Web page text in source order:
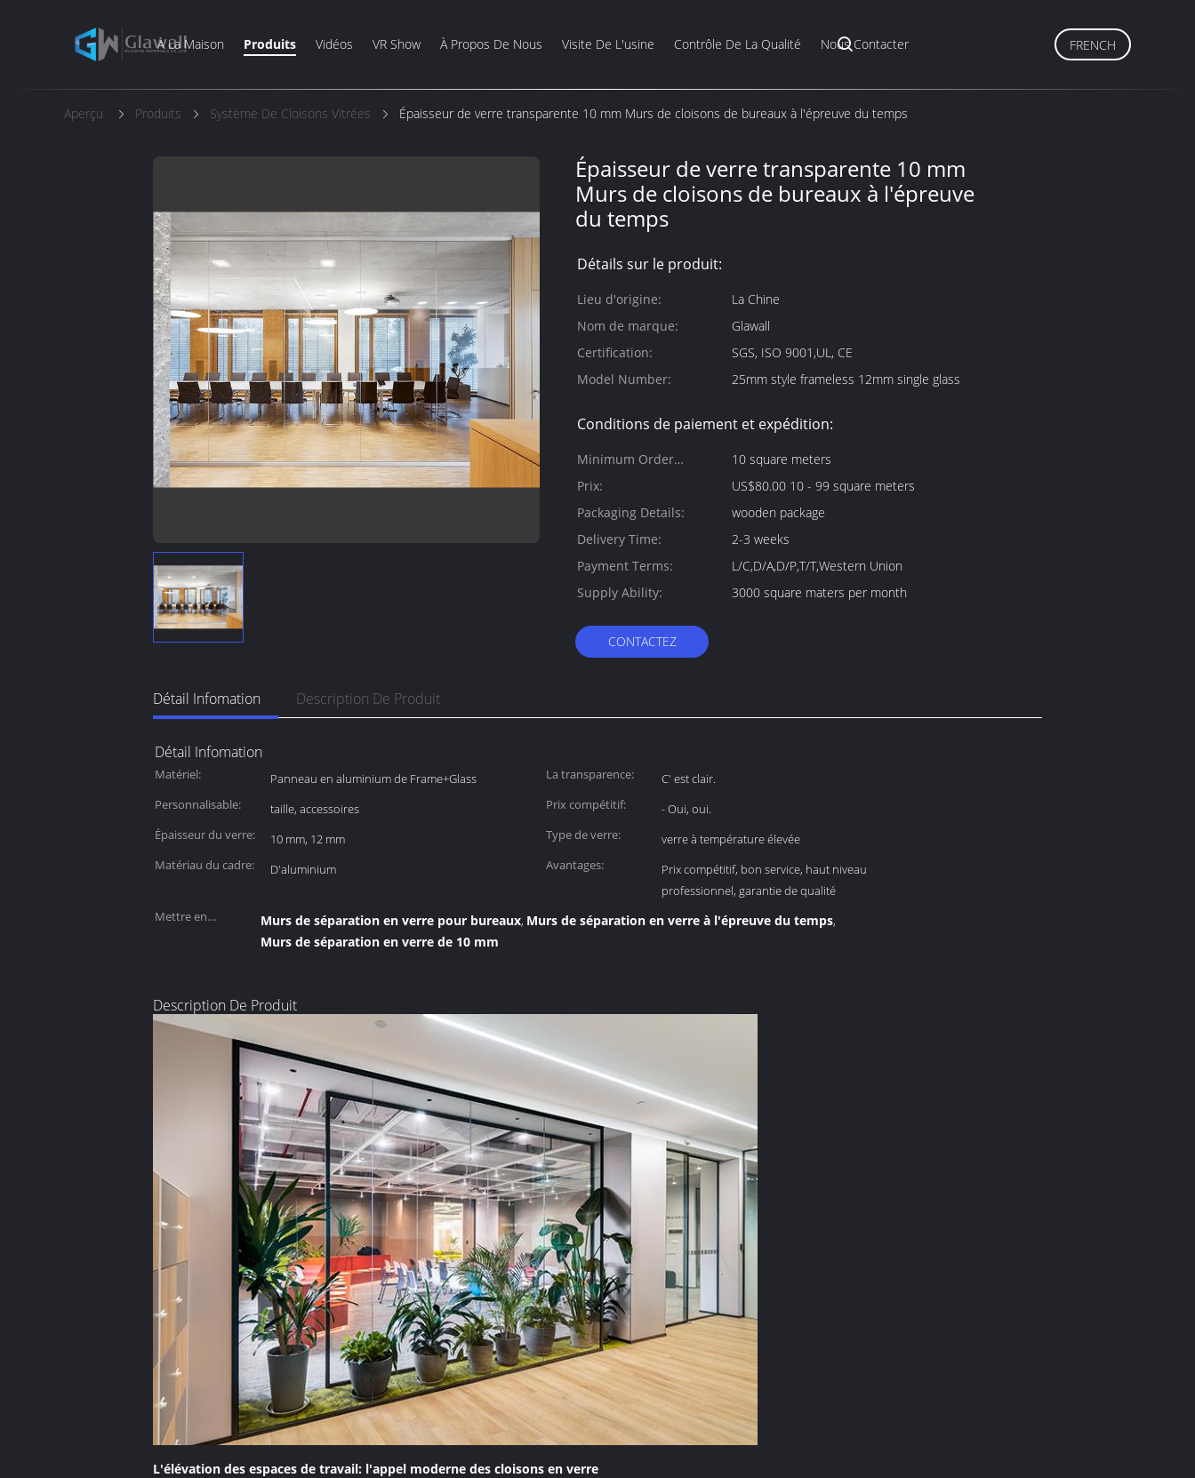
À La Maison Produits Vidéos VR Show À Propos De Nous Visite De L'usine Contrôle De La Qualité Nous Contacter FRENCH
Aperçu Produits Système De Cloisons Vitrées Épaisseur de verre transparente 10 mm Murs de cloisons de bureaux à l'épreuve du temps
Épaisseur de verre transparente 10 mm
Murs de cloisons de bureaux à l'épreuve
du temps
Détails sur le produit:
Lieu d'origine:
La Chine
Nom de marque:
Glawall
Certification:
SGS, ISO 9001,UL, CE
Model Number:
25mm style frameless 12mm single glass
Conditions de paiement et expédition:
Minimum Order
Quantity:
10 square meters
Prix:
US$80.00 10 - 99 square meters
Packaging Details:
wooden package
Delivery Time:
2-3 weeks
Payment Terms:
L/C,D/A,D/P,T/T,Western Union
Supply Ability:
3000 square maters per month
CONTACTEZ
Détail Infomation Description De Produit
Détail Infomation
Matériel: Panneau en aluminium de Frame+Glass La transparence:
C' est clair.
Personnalisable:
taille, accessoires Prix compétitif:
- Oui, oui.
Épaisseur du verre:
10 mm, 12 mm Type de verre:
verre à température élevée
Matériau du cadre:
D'aluminium Avantages:
Prix compétitif, bon service, haut niveau
professionnel, garantie de qualité
Mettre en
Murs de séparation en verre pour bureaux, Murs de séparation en verre à l'épreuve du temps,
Murs de séparation en verre de 10 mm
Description De Produit
L'élévation des espaces de travail: l'appel moderne des cloisons en verre